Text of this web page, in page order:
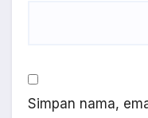
Simpan nama,